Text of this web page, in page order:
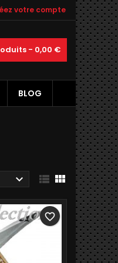
votre compte
- 0,00 €
BLOG
  
favorite_border